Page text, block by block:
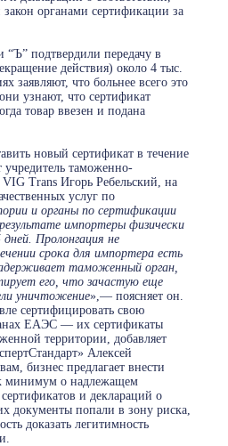
органами сертификации за
“Ъ” подтвердили передачу в
действия) около 4 тыс.
заявляют, что больнее всего это
узнают, что сертификат
товар ввезен и подана
новый сертификат в течение
учредитель таможенно-
Trans Игорь Ребельский, на
услуг по
и органы по сертификации
импортеры физически
Пролонгация не
срока для импортера есть
таможенный орган,
его, что зачастую еще
уничтожение»,— поясняет он.
сертифицировать свою
ЕАЭС — их сертификаты
территории, добавляет
Алексей
бизнес предлагает внести
минимум о надлежащем
и деклараций о
документы попали в зону риска,
доказать легитимность